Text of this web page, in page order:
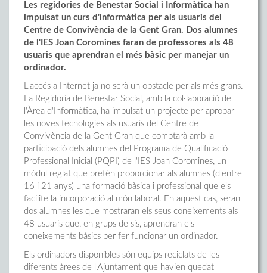
Les regidories de Benestar Social i Informàtica han
impulsat un curs d'informàtica per als usuaris del
Centre de Convivència de la Gent Gran. Dos alumnes
de l'IES Joan Coromines faran de professores als 48
usuaris que aprendran el més bàsic per manejar un
ordinador.
L'accés a Internet ja no serà un obstacle per als més grans.
La Regidoria de Benestar Social, amb la col·laboració de
l'Àrea d'Informàtica, ha impulsat un projecte per apropar
les noves tecnologies als usuaris del Centre de
Convivència de la Gent Gran que comptarà amb la
participació dels alumnes del Programa de Qualificació
Professional Inicial (PQPI) de l'IES Joan Coromines, un
mòdul reglat que pretén proporcionar als alumnes (d'entre
16 i 21 anys) una formació bàsica i professional que els
facilite la incorporació al món laboral. En aquest cas, seran
dos alumnes les que mostraran els seus coneixements als
48 usuaris que, en grups de sis, aprendran els
coneixements bàsics per fer funcionar un ordinador.
Els ordinadors disponibles són equips reciclats de les
diferents àrees de l'Ajuntament que havien quedat